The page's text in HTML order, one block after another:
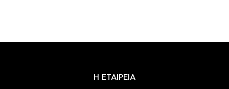
Η ΕΤΑΙΡΕΙΑ